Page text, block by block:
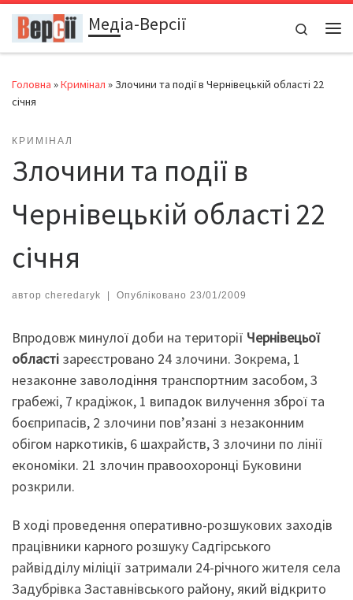
Перейти до вмістуМедіа-Версії
Search
Головна »Кримінал » Злочини та події в Чернівецькій області 22
січня
КРИМІНАЛ
Злочини та події в
Чернівецькій області 22
січня
автор cheredaryk | Опубліковано 23/01/2009
Впродовж минулої доби на території Чернівецьої
області зареєстровано 24 злочини. Зокрема, 1
незаконне заволодіння транспортним засобом, 3
грабежі, 7 крадіжок, 1 випадок вилучення зброї та
боєприпасів, 2 злочини пов’язані з незаконним
обігом наркотиків, 6 шахрайств, 3 злочини по лінії
економіки. 21 злочин правоохоронці Буковини
розкрили.
В ході проведення оперативно-розшукових заходів
працівники карного розшуку Садгірського
райвідділу міліції затримали 24-річного жителя села
Задубрівка Заставнівського району, який відкрито